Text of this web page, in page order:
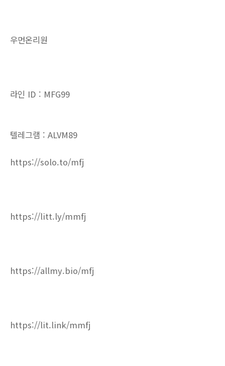
우먼온리원
라인 ID : MFG99
텔레그램 : ALVM89
https://solo.to/mfj
https://litt.ly/mmfj
https://allmy.bio/mfj
https://lit.link/mmfj